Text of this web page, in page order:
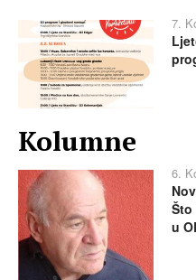
7.
Kolumne
6.
u